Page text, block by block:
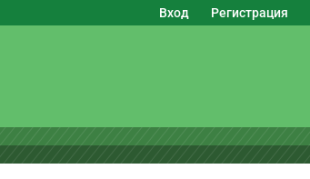
Вход Регистрация